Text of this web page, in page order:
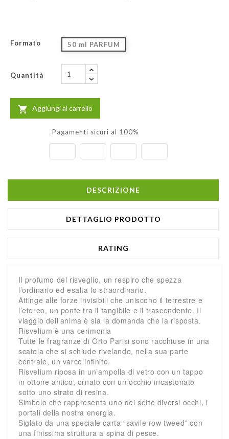
Formato 50 ml PARFUM
Quantità
 Aggiungi al carrello
Pagamenti sicuri al 100%
DESCRIZIONE
DETTAGLIO PRODOTTO
RATING
Il profumo del risveglio, un respiro che spezza
l’ordinario ed esalta lo straordinario.
Attinge alle forze invisibili che uniscono il terrestre e
l’etereo, un ponte tra il tangibile e il trascendente. Il
viaggio dell’anima è sia la domanda che la risposta.
Risvelium è una cerimonia
Tutte le fragranze di Orto Parisi sono racchiuse in una
scatola che si schiude rivelando, nella sua parte
centrale, un varco infinito.
Risvelium riposa in un’ampolla di vetro con un tappo
in ottone antico, ornato con un occhio incastonato
sotto uno strato di resina.
Simbolo che rappresenta uno dei sette diversi occhi, i
portali della nostra energia.
Siglato da una speciale carta “savile row tweed” con
una finissima struttura a spina di pesce.